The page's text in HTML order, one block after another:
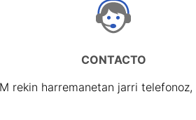
CONTACTO
rekin harremanetan jarri